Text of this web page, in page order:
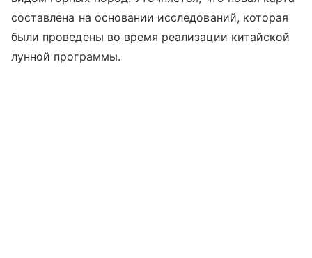
составлена на основании исследований, которая
были проведены во время реализации китайской
лунной программы.